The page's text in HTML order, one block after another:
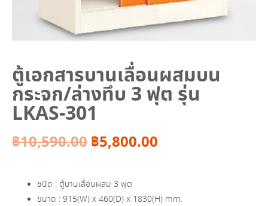
ตู้เอกสารบานเลื่อนผสมบน
กระจก/ล่างทึบ 3 ฟุต รุ่น
LKAS-301
฿10,590.00Original
was:
฿5,800.00
is:
ชนิด : ตู้บานเลื่อนผสม 3 ฟุต
ขนาด : 915(W) x 460(D) x 1830(H) mm.